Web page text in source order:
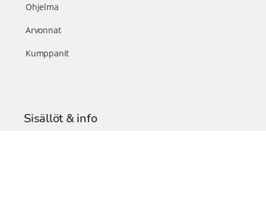
Ohjelma
Arvonnat
Kumppanit
Sisällöt & info